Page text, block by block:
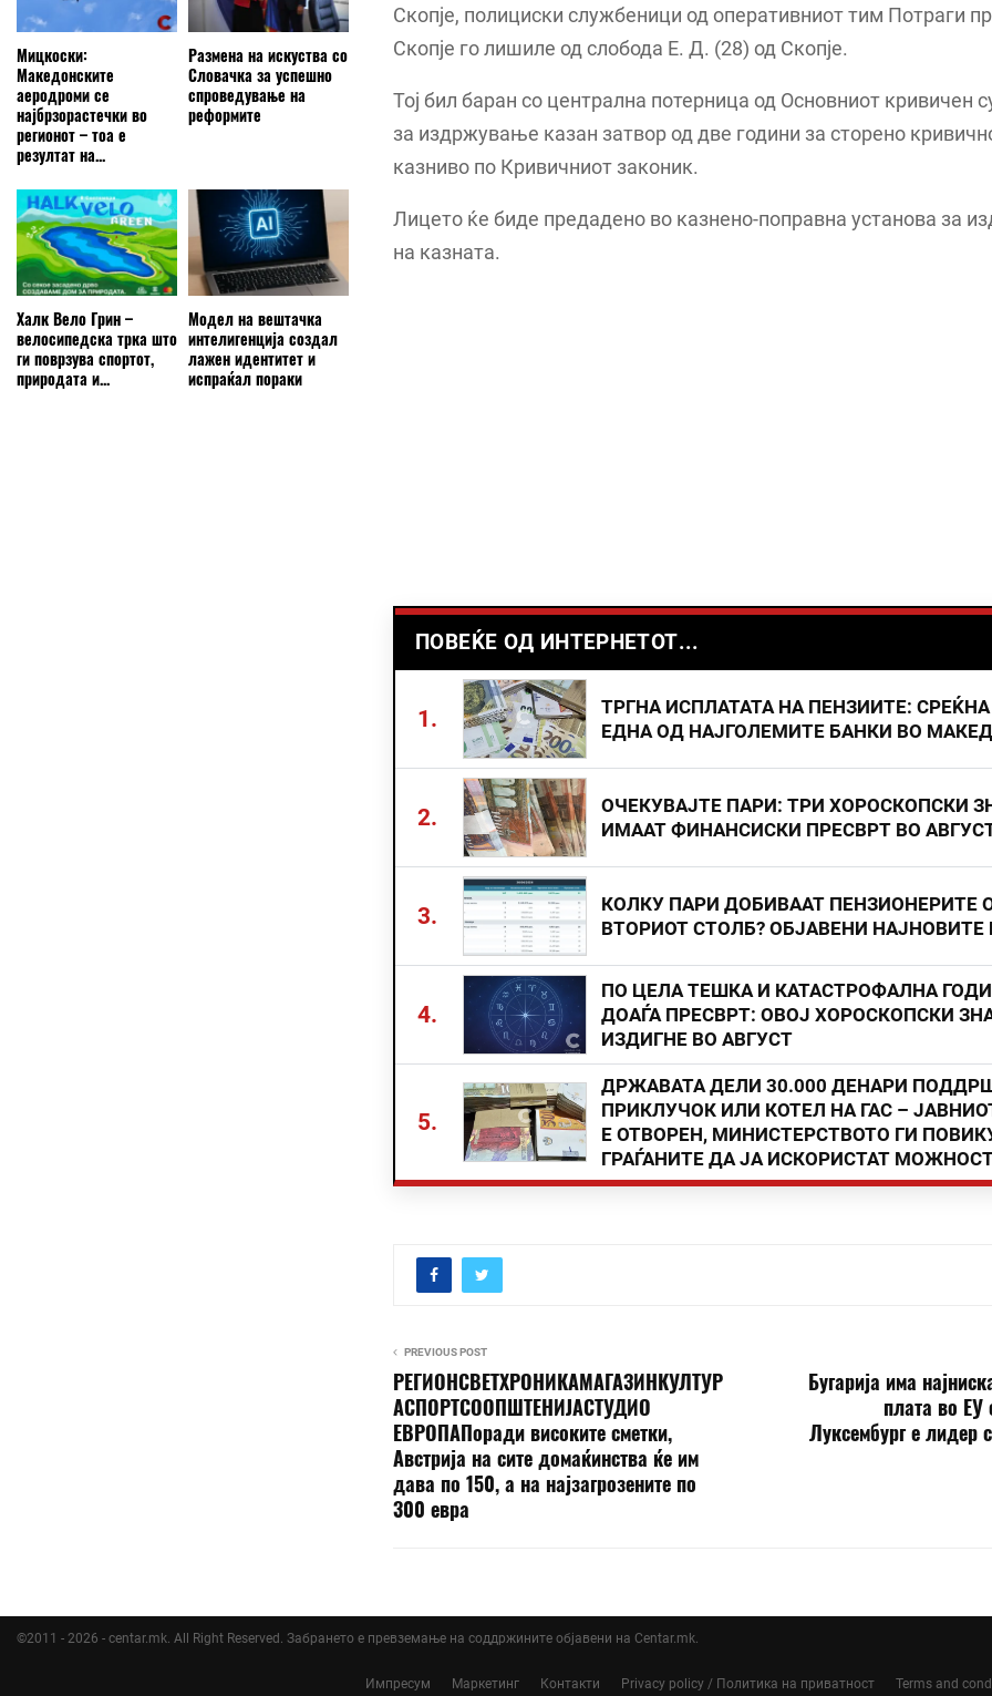
Скопје, полициски службеници од оперативниот тим Потраги
Скопје го лишиле од слобода Е. Д. (28) од Скопје.
Тој бил баран со централна потерница од Основниот кривичен
за издржување казан затвор од две години за сторено
казниво по Кривичниот законик.
Лицето ќе биде предадено во казнено-поправна установа за
на казната.
ПОВЕЌЕ ОД ИНТЕРНЕТОТ...
1.
ТРГНА ИСПЛАТАТА НА ПЕНЗИИТЕ:
ЕДНА ОД НАЈГОЛЕМИТЕ БАНКИ ВО
2.
ОЧЕКУВАЈТЕ ПАРИ: ТРИ ХОРОСКОПСКИ
ИМААТ ФИНАНСИСКИ ПРЕСВРТ ВО
3.
КОЛКУ ПАРИ ДОБИВААТ ПЕНЗИОНЕРИТЕ
ВТОРИОТ СТОЛБ? ОБЈАВЕНИ НАЈНОВИТЕ
4.
ПО ЦЕЛА ТЕШКА И КАТАСТРОФАЛНА
ДОАЃА ПРЕСВРТ: ОВОЈ ХОРОСКОПСКИ
ИЗДИГНЕ ВО АВГУСТ
5.
ДРЖАВАТА ДЕЛИ 30.000 ДЕНАРИ
ПРИКЛУЧОК ИЛИ КОТЕЛ НА ГАС –
Е ОТВОРЕН, МИНИСТЕРСТВОТО ГИ
ГРАЃАНИТЕ ДА ЈА ИСКОРИСТАТ
PREVIOUS POST
РЕГИОНСВЕТХРОНИКАМАГАЗИНКУЛТУР
АСПОРТСООПШТЕНИЈАСТУДИО
ЕВРОПАПоради високите сметки,
Австрија на сите домаќинства ќе им
дава по 150, а на најзагрозените по
300 евра
Бугарија има
плата во ЕУ
Луксембург е лидер
Мицкоски:
Македонските
аеродроми се
најбрзорастечки во
регионот – тоа е
резултат на...
Размена на искуства со
Словачка за успешно
спроведување на
реформите
Халк Вело Грин –
велосипедска трка што
ги поврзува спортот,
природата и...
Модел на вештачка
интелигенција создал
лажен идентитет и
испраќал пораки
©2011 - 2026 - centar.mk. All Right Reserved. Забрането е превземање на соддржините објавени на Centar.mk.
Импресум Маркетинг Контакти Privacy policy / Политика на приватност Terms and